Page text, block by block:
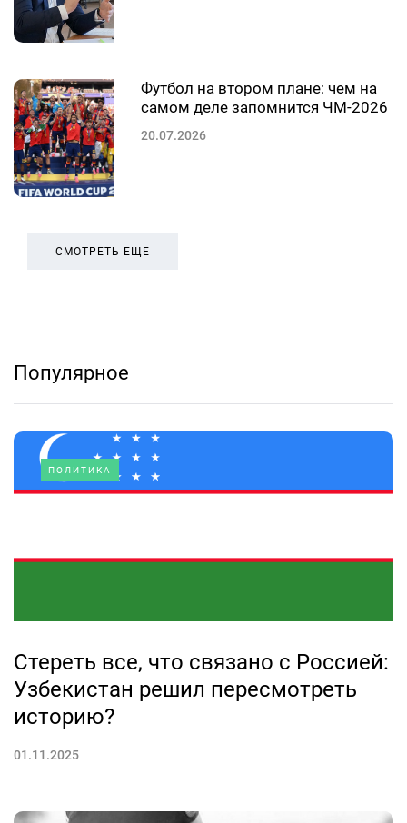
Футбол на втором плане: чем на
самом деле запомнится ЧМ-2026
20.07.2026
СМОТРЕТЬ ЕЩЕ
Популярное
ПОЛИТИКА
Стереть все, что связано с Россией:
Узбекистан решил пересмотреть
историю?
01.11.2025